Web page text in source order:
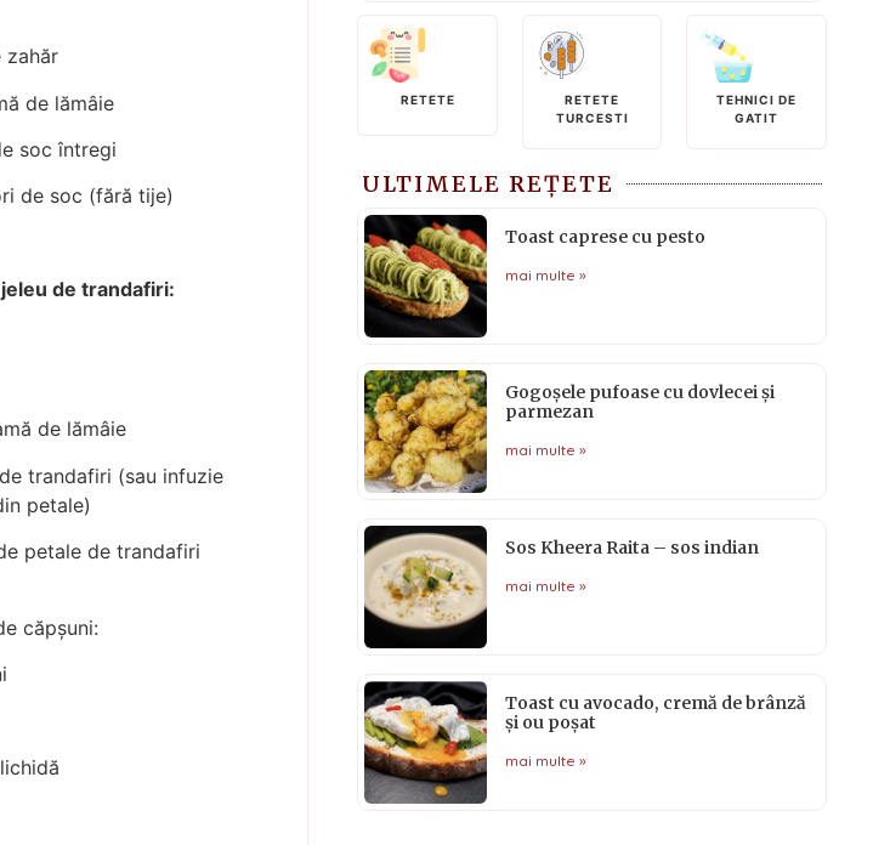
zahăr
de lămâie
soc întregi
de soc (fără tije)
de trandafiri:
de lămâie
trandafiri (sau infuzie
petale)
petale de trandafiri
căpșuni:
RETETE
RETETE
TURCESTI
TEHNICI DE
GATIT
ULTIMELE REȚETE
Toast caprese cu pesto
mai multe »
Gogoșele pufoase cu dovlecei și
parmezan
mai multe »
Sos Kheera Raita – sos indian
mai multe »
Toast cu avocado, cremă de brânză
și ou poșat
mai multe »